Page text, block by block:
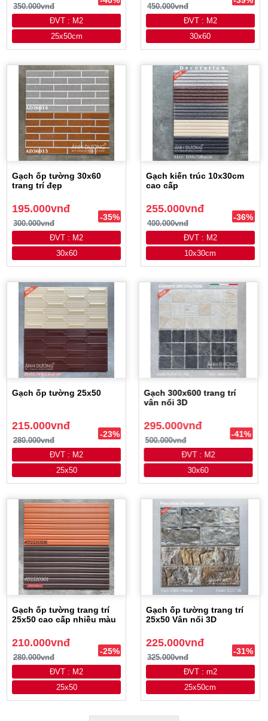
350.000vnđ
ĐVT : M2
25x50cm
450.000vnđ
ĐVT : M2
30x60
Gạch ốp tường 30x60
trang trí đẹp
195.000vnđ
300.000vnđ
-35%
ĐVT : M2
30x60
Gạch kiến trúc 10x30cm
cao cấp
255.000vnđ
400.000vnđ
-36%
ĐVT : M2
10x30cm
Gạch ốp tường 25x50
215.000vnđ
280.000vnđ
-23%
ĐVT : M2
25x50
Gạch 300x600 trang trí
vân nổi 3D
295.000vnđ
500.000vnđ
-41%
ĐVT : M2
30x60
Gạch ốp tường trang trí
25x50 cao cấp nhiều màu
210.000vnđ
280.000vnđ
-25%
ĐVT : M2
25x50
Gạch ốp tường trang trí
25x50 Vân nổi 3D
225.000vnđ
325.000vnđ
-31%
ĐVT : m2
25x50cm